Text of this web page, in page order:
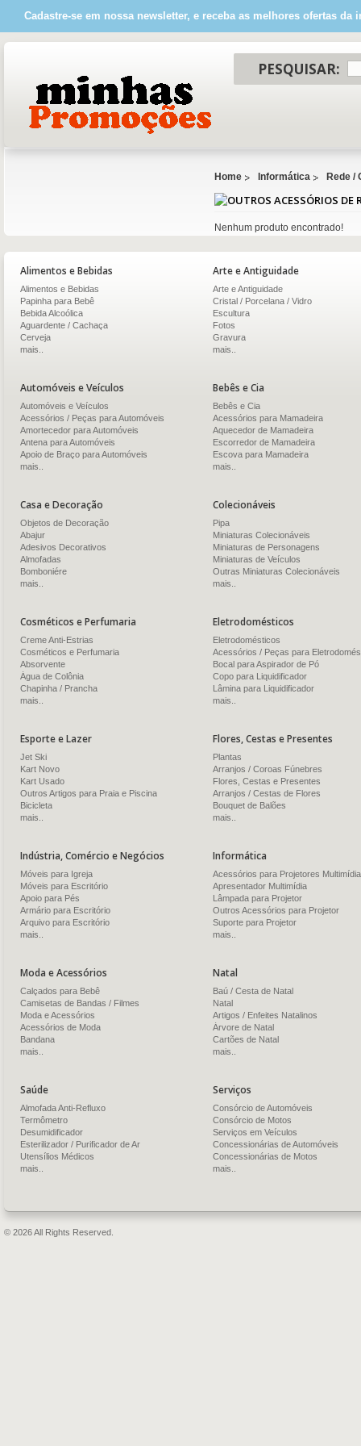
Cadastre-se em nossa newsletter, e receba as melhores ofertas da
PESQUISAR:
Home Informática Rede /
Nenhum produto encontrado!
Alimentos e Bebidas
Alimentos e Bebidas
Papinha para Bebê
Bebida Alcoólica
Aguardente / Cachaça
Cerveja
mais..
Arte e Antiguidade
Arte e Antiguidade
Cristal / Porcelana / Vidro
Escultura
Fotos
Gravura
mais..
Automóveis e Veículos
Automóveis e Veículos
Acessórios / Peças para Automóveis
Amortecedor para Automóveis
Antena para Automóveis
Apoio de Braço para Automóveis
mais..
Bebês e Cia
Bebês e Cia
Acessórios para Mamadeira
Aquecedor de Mamadeira
Escorredor de Mamadeira
Escova para Mamadeira
mais..
Casa e Decoração
Objetos de Decoração
Abajur
Adesivos Decorativos
Almofadas
Bomboniére
mais..
Colecionáveis
Pipa
Miniaturas Colecionáveis
Miniaturas de Personagens
Miniaturas de Veículos
Outras Miniaturas Colecionáveis
mais..
Cosméticos e Perfumaria
Creme Anti-Estrias
Cosméticos e Perfumaria
Absorvente
Água de Colônia
Chapinha / Prancha
mais..
Eletrodomésticos
Eletrodomésticos
Acessórios / Peças para
Bocal para Aspirador de Pó
Copo para Liquidificador
Lâmina para Liquidificador
mais..
Esporte e Lazer
Jet Ski
Kart Novo
Kart Usado
Outros Artigos para Praia e Piscina
Bicicleta
mais..
Flores, Cestas e Presentes
Plantas
Arranjos / Coroas Fúnebres
Flores, Cestas e Presentes
Arranjos / Cestas de Flores
Bouquet de Balões
mais..
Indústria, Comércio e Negócios
Móveis para Igreja
Móveis para Escritório
Apoio para Pés
Armário para Escritório
Arquivo para Escritório
mais..
Informática
Acessórios para Projetores Multimídia
Apresentador Multimídia
Lâmpada para Projetor
Outros Acessórios para Projetor
Suporte para Projetor
mais..
Moda e Acessórios
Calçados para Bebê
Camisetas de Bandas / Filmes
Moda e Acessórios
Acessórios de Moda
Bandana
mais..
Natal
Baú / Cesta de Natal
Natal
Artigos / Enfeites Natalinos
Árvore de Natal
Cartões de Natal
mais..
Saúde
Almofada Anti-Refluxo
Termômetro
Desumidificador
Esterilizador / Purificador de Ar
Utensílios Médicos
mais..
Serviços
Consórcio de Automóveis
Consórcio de Motos
Serviços em Veículos
Concessionárias de Automóveis
Concessionárias de Motos
mais..
© 2026 All Rights Reserved.